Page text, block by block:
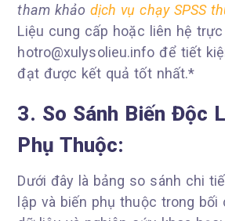
tham khảodịch vụ chạy SPSS
Liệu cung cấp hoặc liên hệ
hotro@xulysolieu.info để tiết
đạt được kết quả tốt nhất.*
3. So Sánh Biến Độc
Phụ Thuộc:
Dưới đây là bảng so sánh chi
lập và biến phụ thuộc trong bối